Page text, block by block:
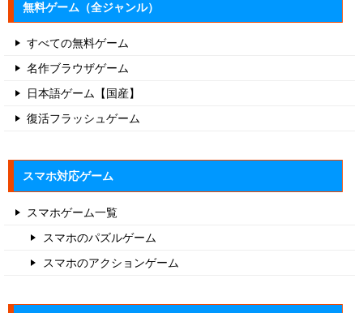
無料ゲーム（全ジャンル）
すべての無料ゲーム
名作ブラウザゲーム
日本語ゲーム【国産】
復活フラッシュゲーム
スマホ対応ゲーム
スマホゲーム一覧
スマホのパズルゲーム
スマホのアクションゲーム